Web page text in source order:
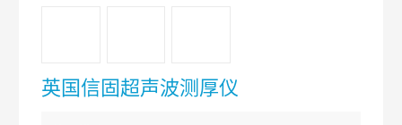
英国信固超声波测厚仪